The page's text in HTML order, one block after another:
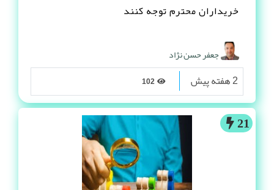
خریداران محترم توجه کنند
جعفر حسن نژاد
2 هفته پیش
21